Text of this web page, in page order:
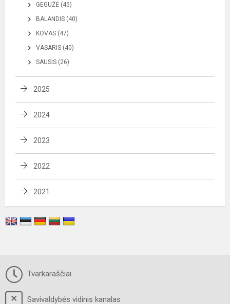
GEGUŽĖ (45)
BALANDIS (40)
KOVAS (47)
VASARIS (40)
SAUSIS (26)
2025
2024
2023
2022
2021
Tvarkaraščiai
Savivaldybės vidinis kanalas